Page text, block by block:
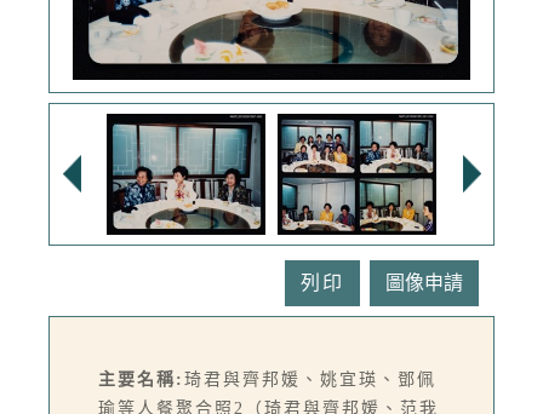
列印
主要名稱: 琦君與齊邦媛、姚宜瑛、鄧佩
瑜等人餐聚合照2（琦君與齊邦媛、范我